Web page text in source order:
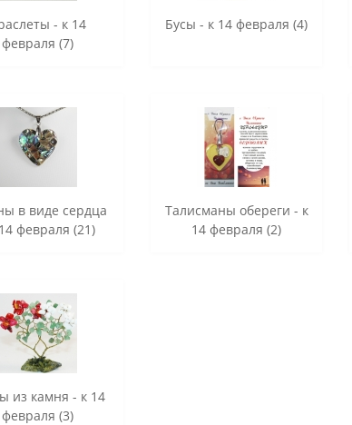
- к 14
февраля (7)
Бусы - к 14 февраля (4)
в виде сердца
февраля (21)
Талисманы обереги - к
14 февраля (2)
из камня - к 14
февраля (3)